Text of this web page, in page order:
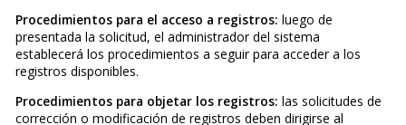
Procedimientos para el acceso a registros: luego de
presentada la solicitud, el administrador del sistema
establecerá los procedimientos a seguir para acceder a los
registros disponibles.
Procedimientos para objetar los registros: las solicitudes de
corrección o modificación de registros deben dirigirse al